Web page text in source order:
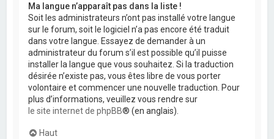
Ma langue n’apparaît pas dans la liste !
Soit les administrateurs n’ont pas installé votre langue
sur le forum, soit le logiciel n’a pas encore été traduit
dans votre langue. Essayez de demander à un
administrateur du forum s’il est possible qu’il puisse
installer la langue que vous souhaitez. Si la traduction
désirée n’existe pas, vous êtes libre de vous porter
volontaire et commencer une nouvelle traduction. Pour
plus d’informations, veuillez vous rendre sur
le site internet de phpBB® (en anglais).
Haut